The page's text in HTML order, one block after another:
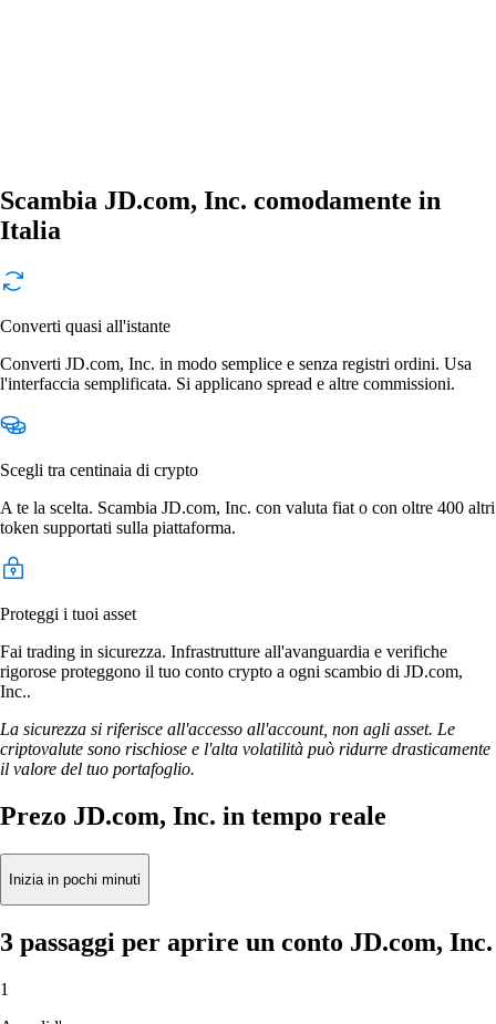
Scambia JD.com, Inc. comodamente in
Italia
Converti quasi all'istante
Converti JD.com, Inc. in modo semplice e senza registri ordini. Usa
l'interfaccia semplificata. Si applicano spread e altre commissioni.
Scegli tra centinaia di crypto
A te la scelta. Scambia JD.com, Inc. con valuta fiat o con oltre 400 altri
token supportati sulla piattaforma.
Proteggi i tuoi asset
Fai trading in sicurezza. Infrastrutture all'avanguardia e verifiche
rigorose proteggono il tuo conto crypto a ogni scambio di JD.com,
Inc..
La sicurezza si riferisce all'accesso all'account, non agli asset. Le
criptovalute sono rischiose e l'alta volatilità può ridurre drasticamente
il valore del tuo portafoglio.
Prezo JD.com, Inc. in tempo reale
Inizia in pochi minuti
3 passaggi per aprire un conto JD.com, Inc.
1